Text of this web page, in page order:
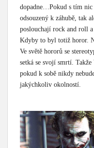
dopadne…Pokud s tím nic
odsouzený k záhubě, tak
poslouchají rock and roll
Kdyby to byl totiž horor.
Ve světě hororů se
setká se svojí smrtí. Takže
pokud k sobě nikdy
jakýchkoliv okolností.